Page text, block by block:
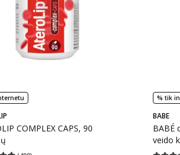
COMPLEX CAPS, 90
% tik
BABE
BABÉ
veido